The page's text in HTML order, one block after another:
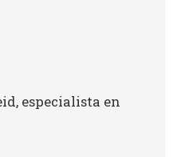
especialista en